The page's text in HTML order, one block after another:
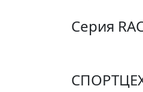
Серия